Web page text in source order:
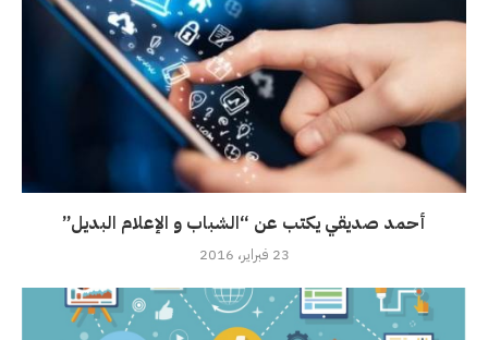
أحمد صديقي يكتب عن “الشباب و الإعلام البديل”
23 فبراير، 2016